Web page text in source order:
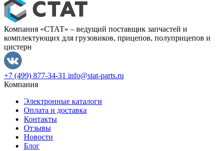
Компания «СТАТ» – ведущий поставщик запчастей и
комплектующих для грузовиков, прицепов, полуприцепов и
цистерн
+7 (499) 877-34-31 info@stat-parts.ru
Компания
Электронные каталоги
Оплата и доставка
Контакты
Отзывы
Новости
Блог